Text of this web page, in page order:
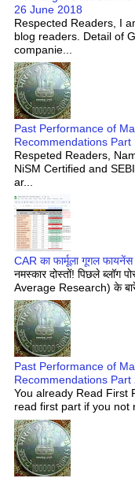
26 June 2018
Respected Readers, I
blog readers. Detail of
companie...
Past Performance of
Recommendations Part
Respeted Readers,
NiSM Certified and
ar...
CAR का फार्मूला गूगल
नमस्कार दोस्तों! पिछले ब्लॉग
Average Research) के बारे
Past Performance of
Recommendations Part
You already Read First
read first part if you not